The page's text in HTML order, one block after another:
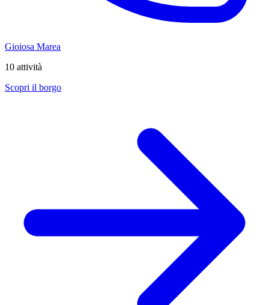
Gioiosa Marea
10 attività
Scopri il borgo